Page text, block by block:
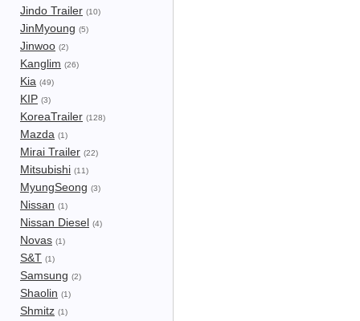
Jindo Trailer (10)
JinMyoung (5)
Jinwoo (2)
Kanglim (26)
Kia (49)
KIP (3)
KoreaTrailer (128)
Mazda (1)
Mirai Trailer (22)
Mitsubishi (11)
MyungSeong (3)
Nissan (1)
Nissan Diesel (4)
Novas (1)
S&T (1)
Samsung (2)
Shaolin (1)
Shmitz (1)